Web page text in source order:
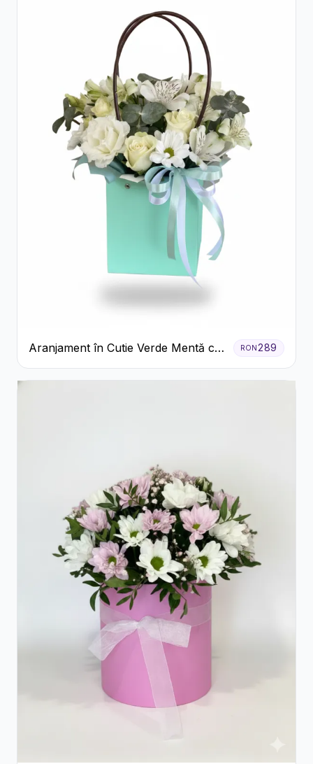
Aranjament în Cutie Verde Mentă cu
Trandafiri și Alstroemeria
RON289